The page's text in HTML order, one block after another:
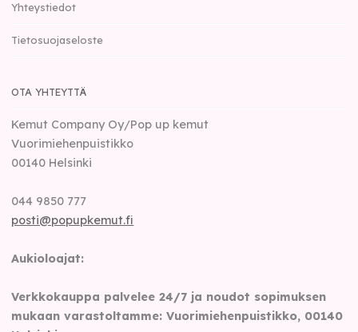
Yhteystiedot
Tietosuojaseloste
OTA YHTEYTTÄ
Kemut Company Oy/Pop up kemut
Vuorimiehenpuistikko
00140 Helsinki
044 9850 777
posti@popupkemut.fi
Aukioloajat:
Verkkokauppa palvelee 24/7 ja noudot sopimuksen
mukaan varastoltamme: Vuorimiehenpuistikko, 00140